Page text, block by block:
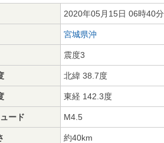
2020年05月15日 06時40
宮城県沖
震度3
北緯 38.7度
東経 142.3度
ード M4.5
約40km